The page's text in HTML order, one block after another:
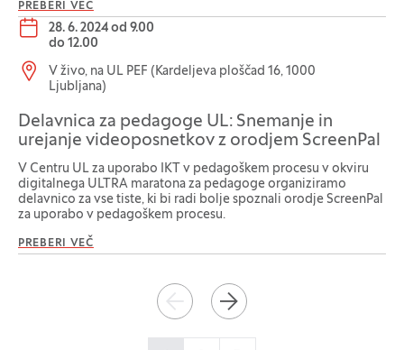
PREBERI VEČ
Datum dogodka:
28. 6. 2024 od 9.00
do 12.00
Lokacija dogodka:
V živo, na UL PEF (Kardeljeva ploščad 16, 1000
Ljubljana)
Delavnica za pedagoge UL: Snemanje in
urejanje videoposnetkov z orodjem ScreenPal
V Centru UL za uporabo IKT v pedagoškem procesu v okviru
digitalnega ULTRA maratona za pedagoge organiziramo
delavnico za vse tiste, ki bi radi bolje spoznali orodje ScreenPal
za uporabo v pedagoškem procesu.
PREBERI VEČ
NAZAJ NAPREJ